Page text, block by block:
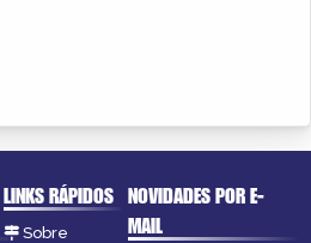
LINKS RÁPIDOS
Sobre
NOVIDADES POR E-
MAIL